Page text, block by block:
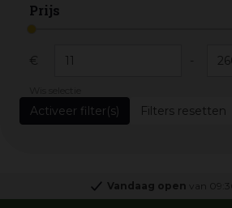
Prijs
€ -
Filters resetten
Vandaag open van 09:30